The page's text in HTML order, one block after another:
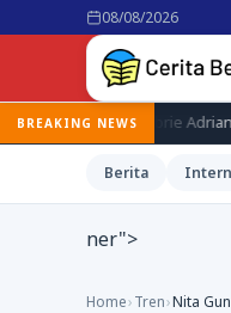
08/08/2026
BREAKING NEWS
Adriansyah Dibawa Lagi ke
Berita
ner">
Home›Tren›Nita